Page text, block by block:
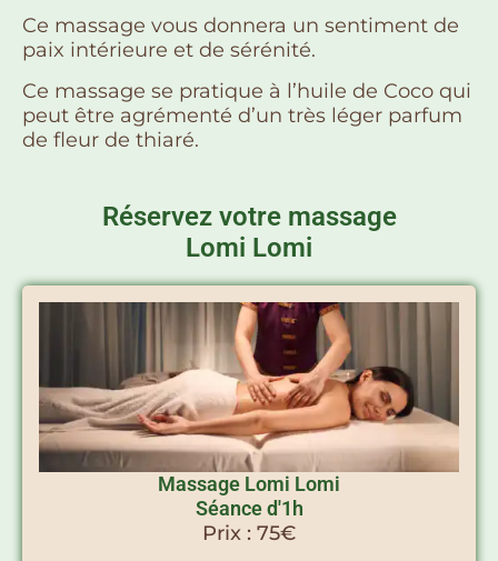
Ce massage vous donnera un sentiment de
paix intérieure et de sérénité.
Ce massage se pratique à l’huile de Coco qui
peut être agrémenté d’un très léger parfum
de fleur de thiaré.
Réservez votre massage
Lomi Lomi
Massage Lomi Lomi
Séance d'1h
Prix : 75€